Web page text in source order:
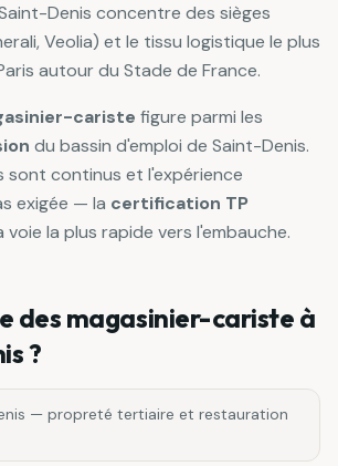
Denis concentre des sièges
Veolia) et le tissu logistique le plus
autour du Stade de France.
cariste figure parmi les
du bassin d'emploi de Saint-Denis.
sont continus et l'expérience
exigée — la certification TP
voie la plus rapide vers l'embauche.
des magasinier-cariste à
?
— propreté tertiaire et restauration